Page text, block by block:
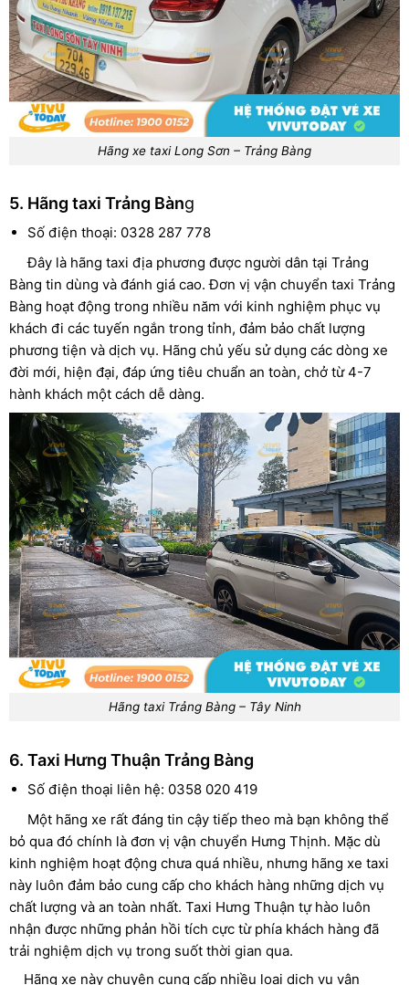
Hãng xe taxi Long Sơn – Trảng Bàng
5. Hãng taxi Trảng Bàng
Số điện thoại: 0328 287 778
Đây là hãng taxi địa phương được người dân tại Trảng
Bàng tin dùng và đánh giá cao. Đơn vị vận chuyển taxi Trảng
Bàng hoạt động trong nhiều năm với kinh nghiệm phục vụ
khách đi các tuyến ngắn trong tỉnh, đảm bảo chất lượng
phương tiện và dịch vụ. Hãng chủ yếu sử dụng các dòng xe
đời mới, hiện đại, đáp ứng tiêu chuẩn an toàn, chở từ 4-7
hành khách một cách dễ dàng.
Hãng taxi Trảng Bàng – Tây Ninh
6. Taxi Hưng Thuận Trảng Bàng
Số điện thoại liên hệ: 0358 020 419
Một hãng xe rất đáng tin cậy tiếp theo mà bạn không thể
bỏ qua đó chính là đơn vị vận chuyển Hưng Thịnh. Mặc dù
kinh nghiệm hoạt động chưa quá nhiều, nhưng hãng xe taxi
này luôn đảm bảo cung cấp cho khách hàng những dịch vụ
chất lượng và an toàn nhất. Taxi Hưng Thuận tự hào luôn
nhận được những phản hồi tích cực từ phía khách hàng đã
trải nghiệm dịch vụ trong suốt thời gian qua.
Hãng xe này chuyên cung cấp nhiều loại dịch vụ vận